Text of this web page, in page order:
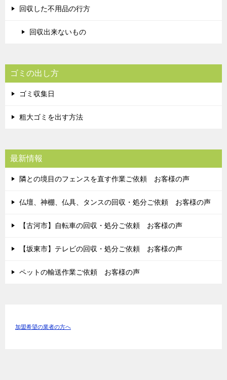
回収した不用品の行方
回収出来ないもの
ゴミの出し方
ゴミ収集日
粗大ゴミを出す方法
最新情報
隣との境目のフェンスを直す作業ご依頼 お客様の声
仏壇、神棚、仏具、タンスの回収・処分ご依頼 お客様の声
【古河市】自転車の回収・処分ご依頼 お客様の声
【坂東市】テレビの回収・処分ご依頼 お客様の声
ペットの輸送作業ご依頼 お客様の声
加盟希望の業者の方へ